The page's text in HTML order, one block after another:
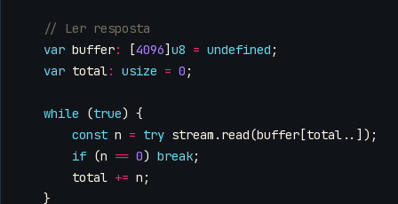
var buffer: [4096] u8 = undefined ;
var total: usize = 0 ;
while (true) {
const n = try stream . read(buffer [total ..]);
if (n == 0) break;
total += n ;
}